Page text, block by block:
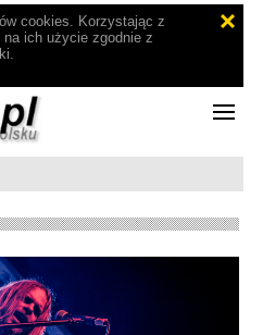
cookies. Korzystając z
ich użycie zgodnie z